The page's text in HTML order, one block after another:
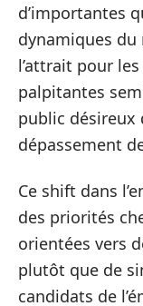
d’importantes
dynamiques du
l’attrait pour
palpitantes
public désireux
dépassement
Ce shift dans
des priorités
orientées vers
plutôt que de
candidats de